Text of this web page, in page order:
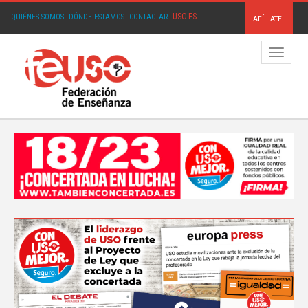
QUIÉNES SOMOS· DÓNDE ESTAMOS· CONTACTAR· USO.ES AFÍLIATE
Menú